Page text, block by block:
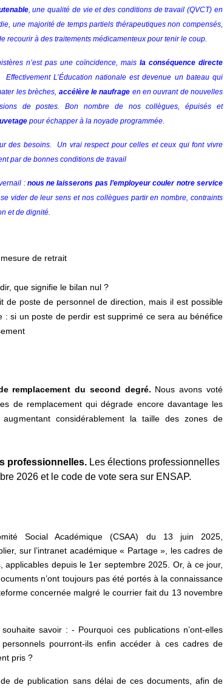
, une qualité de vie et des conditions de travail (QVCT) en
une majorité de temps partiels thérapeutiques non compensés,
recourir à des traitements médicamenteux pour tenir le coup.
n’est pas une coïncidence, mais la conséquence directe
Effectivement L’Éducation nationale est devenue un bateau qui
les brèches, accélère le naufrage en en ouvrant de nouvelles
de postes. Bon nombre de nos collègues, épuisés et
pour échapper à la noyade programmée.
des besoins.
Un vrai respect pour celles et ceux qui font vivre
par de bonnes conditions de travail
: nous ne laisserons pas l’employeur couler notre service
vider de leur sens et nos collègues partir en nombre, contraints
et de dignité.
de retrait
que signifie le bilan nul ?
de poste de personnel de direction, mais il est possible
: si un poste de perdir est supprimé ce sera au bénéfice
remplacement du second degré. Nous avons voté
de remplacement qui dégrade encore davantage les
considérablement la taille des zones de
professionnelles. Les élections professionnelles
2026 et le code de vote sera sur ENSAP.
Social Académique (CSAA) du 13 juin 2025,
sur l’intranet académique « Partage », les cadres de
depuis le 1er septembre 2025. Or, à ce jour,
n’ont toujours pas été portés à la connaissance
concernée malgré le courrier fait du 13 novembre
souhaite savoir : - Pourquoi ces publications n’ont-elles
pourront-ils enfin accéder à ces cadres de
pris ?
de publication sans délai de ces documents, afin de